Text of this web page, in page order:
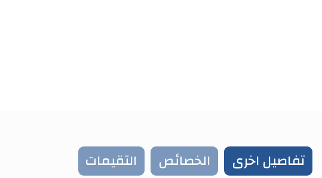
تفاصيل اخرى الخصائص التقيمات